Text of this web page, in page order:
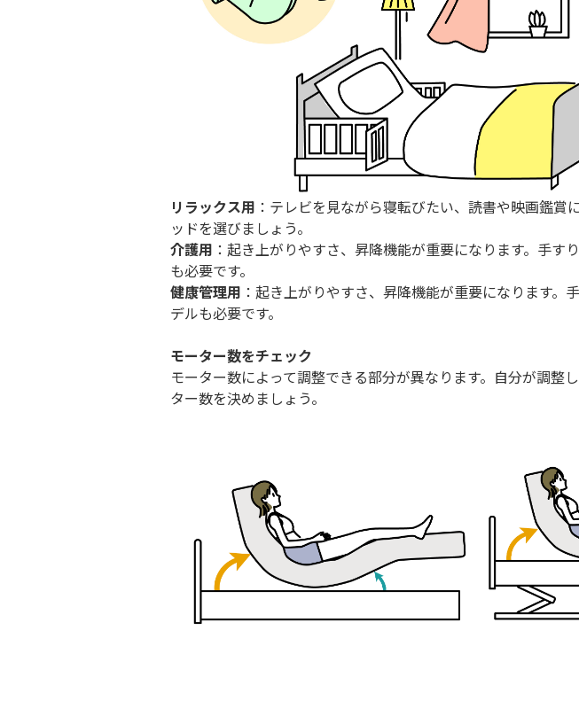
リラックス用 ：テレビを見ながら寝転びたい、読書や映画鑑賞
ッドを選びましょう。
介護用 ：起き上がりやすさ、昇降機能が重要になります。手す
も必要です。
健康管理用 ：起き上がりやすさ、昇降機能が重要になります。
デルも必要です。
モーター数をチェック
モーター数によって調整できる部分が異なります。自分が調整
ター数を決めましょう。